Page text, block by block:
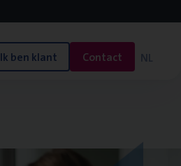
Ik ben klant Contact NL